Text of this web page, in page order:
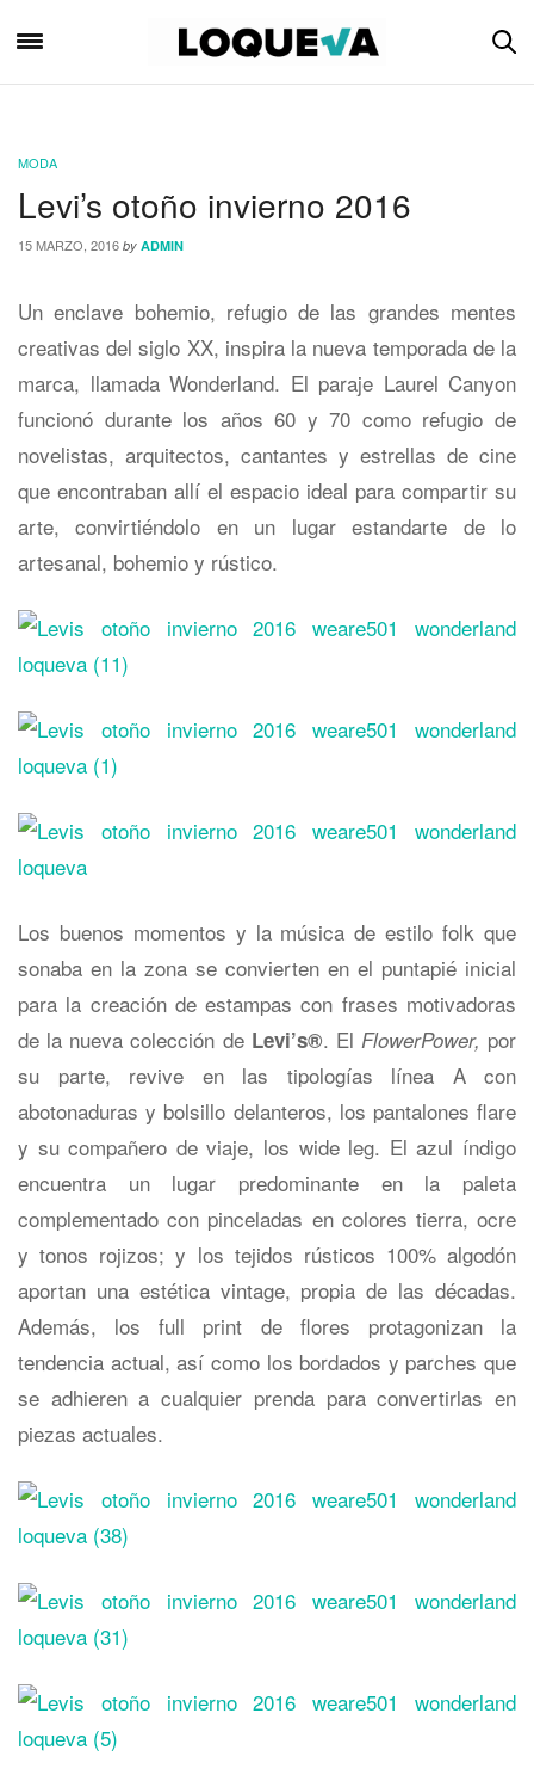
MODA
Levi’s otoño invierno 2016
15 MARZO, 2016 by ADMIN
Un enclave bohemio, refugio de las grandes mentes
creativas del siglo XX, inspira la nueva temporada de la
marca, llamada Wonderland. El paraje Laurel Canyon
funcionó durante los años 60 y 70 como refugio de
novelistas, arquitectos, cantantes y estrellas de cine
que encontraban allí el espacio ideal para compartir su
arte, convirtiéndolo en un lugar estandarte de lo
artesanal, bohemio y rústico.
Los buenos momentos y la música de estilo folk que
sonaba en la zona se convierten en el puntapié inicial
para la creación de estampas con frases motivadoras
de la nueva colección de Levi’s®. El FlowerPower, por
su parte, revive en las tipologías línea A con
abotonaduras y bolsillo delanteros, los pantalones flare
y su compañero de viaje, los wide leg. El azul índigo
encuentra un lugar predominante en la paleta
complementado con pinceladas en colores tierra, ocre
y tonos rojizos; y los tejidos rústicos 100% algodón
aportan una estética vintage, propia de las décadas.
Además, los full print de flores protagonizan la
tendencia actual, así como los bordados y parches que
se adhieren a cualquier prenda para convertirlas en
piezas actuales.